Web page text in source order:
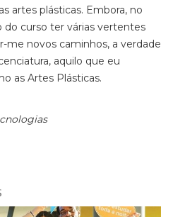
artes plásticas. Embora, no
do curso ter várias vertentes
me novos caminhos, a verdade
aquilo que eu
as Artes Plásticas.